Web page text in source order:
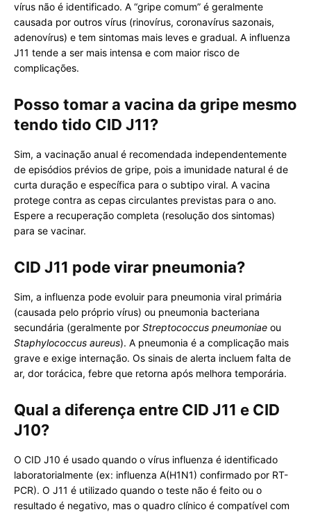
vírus não é identificado. A “gripe comum” é geralmente
causada por outros vírus (rinovírus, coronavírus sazonais,
adenovírus) e tem sintomas mais leves e gradual. A influenza
J11 tende a ser mais intensa e com maior risco de
complicações.
Posso tomar a vacina da gripe mesmo
tendo tido CID J11?
Sim, a vacinação anual é recomendada independentemente
de episódios prévios de gripe, pois a imunidade natural é de
curta duração e específica para o subtipo viral. A vacina
protege contra as cepas circulantes previstas para o ano.
Espere a recuperação completa (resolução dos sintomas)
para se vacinar.
CID J11 pode virar pneumonia?
Sim, a influenza pode evoluir para pneumonia viral primária
(causada pelo próprio vírus) ou pneumonia bacteriana
secundária (geralmente por Streptococcus pneumoniae ou
Staphylococcus aureus). A pneumonia é a complicação mais
grave e exige internação. Os sinais de alerta incluem falta de
ar, dor torácica, febre que retorna após melhora temporária.
Qual a diferença entre CID J11 e CID
J10?
O CID J10 é usado quando o vírus influenza é identificado
laboratorialmente (ex: influenza A(H1N1) confirmado por RT-
PCR). O J11 é utilizado quando o teste não é feito ou o
resultado é negativo, mas o quadro clínico é compatível com